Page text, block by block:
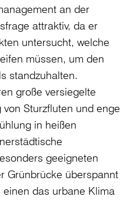
an der
attraktiv, da er
untersucht, welche
müssen, um den
standzuhalten.
große versiegelte
Sturzfluten und enge
in heißen
geeigneten
Grünbrücke überspannt
das urbane Klima